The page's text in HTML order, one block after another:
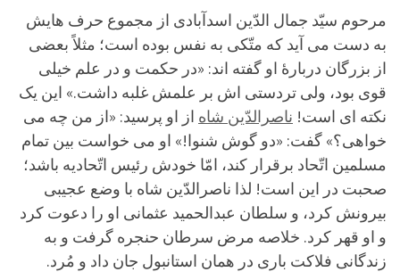
مرحوم سیّد جمال الدّین اسدآبادی از مجموع حرف هایش
به دست می آید که متّکی به نفس بوده است؛ مثلاً بعضی
از بزرگان دربارۀ او گفته اند: «در حکمت و در علم خیلی
قوی بود، ولی تردستی اش بر علمش غلبه داشت.» این یک
نکته ای است! ناصرالدّین شاه از او پرسید: «از من چه می
خواهی؟» گفت: «دو گوش شنوا!» او می خواست بین تمام
مسلمین اتّحاد برقرار کند، امّا خودش رئیس اتّحادیه باشد؛
صحبت در این است! لذا ناصرالدّین شاه با وضع عجیبی
بیرونش کرد، و سلطان عبدالحمید عثمانی او را دعوت کرد
و او قهر کرد. خلاصه مرض سرطان حنجره گرفت و به
زندگانی فلاکت باری در همان استانبول جان داد و مُرد.